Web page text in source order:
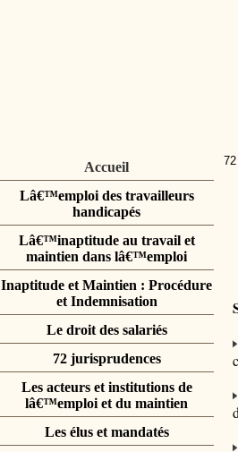
Accueil
Lâ€™emploi des travailleurs
handicapés
Lâ€™inaptitude au travail et
maintien dans lâ€™emploi
Inaptitude et Maintien : Procédure
et Indemnisation
Le droit des salariés
72 jurisprudences
Les acteurs et institutions de
lâ€™emploi et du maintien
Les élus et mandatés